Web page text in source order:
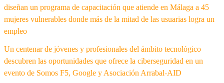
diseñan un programa de capacitación que atiende en Málaga a 45
mujeres vulnerables donde más de la mitad de las usuarias logra un
empleo
Un centenar de jóvenes y profesionales del ámbito tecnológico
descubren las oportunidades que ofrece la ciberseguridad en un
evento de Somos F5, Google y Asociación Arrabal-AID